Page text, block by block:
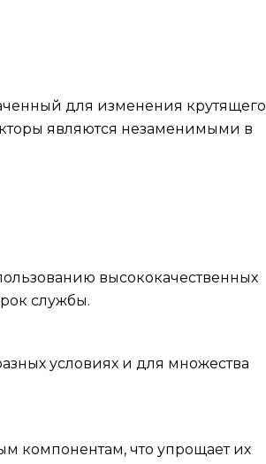
для изменения крутящего
являются незаменимыми в
высококачественных
службы.
условиях и для множества
компонентам, что упрощает их